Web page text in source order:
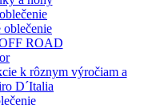
ROAD
k rôznym výročiam a
D´Italia